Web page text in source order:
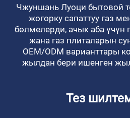
Чжуншань Луоци бытовой
жогорку сапаттуу газ
бөлмелерди, ачык аба
жана газ плиталарын
OEM/ODM варианттары
жылдан бери ишенген
Тез